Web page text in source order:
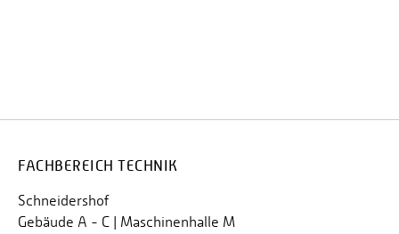
FACHBEREICH TECHNIK
Schneidershof
Gebäude A - C | Maschinenhalle M